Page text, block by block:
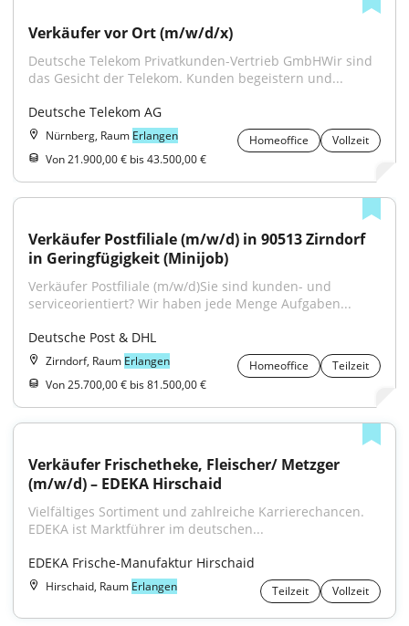
Verkäufer vor Ort (m/w/d/x)
Deutsche Telekom Privatkunden-Vertrieb GmbHWir sind
das Gesicht der Telekom. Kunden begeistern und...
Deutsche Telekom AG
Nürnberg, Raum Erlangen Homeoffice
Vollzeit
Von 21.900,00 € bis 43.500,00 €
Verkäufer Postfiliale (m/w/d) in 90513 Zirndorf
in Geringfügigkeit (Minijob)
Verkäufer Postfiliale (m/w/d)Sie sind kunden- und
serviceorientiert? Wir haben jede Menge Aufgaben...
Deutsche Post & DHL
Zirndorf, Raum Erlangen Homeoffice
Teilzeit
Von 25.700,00 € bis 81.500,00 €
Verkäufer Frischetheke, Fleischer/ Metzger
(m/w/d) – EDEKA Hirschaid
Vielfältiges Sortiment und zahlreiche Karrierechancen.
EDEKA ist Marktführer im deutschen...
EDEKA Frische-Manufaktur Hirschaid
Hirschaid, Raum Erlangen Teilzeit Vollzeit